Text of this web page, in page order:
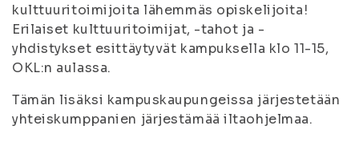
kulttuuritoimijoita lähemmäs opiskelijoita!
Erilaiset kulttuuritoimijat, -tahot ja -
yhdistykset esittäytyvät kampuksella klo 11-15,
OKL:n aulassa.
Tämän lisäksi kampuskaupungeissa järjestetään
yhteiskumppanien järjestämää iltaohjelmaa.